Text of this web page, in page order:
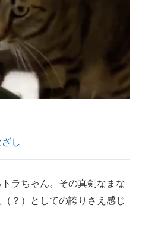
し
ラちゃん。その真剣なまな
？）としての誇りさえ感じ